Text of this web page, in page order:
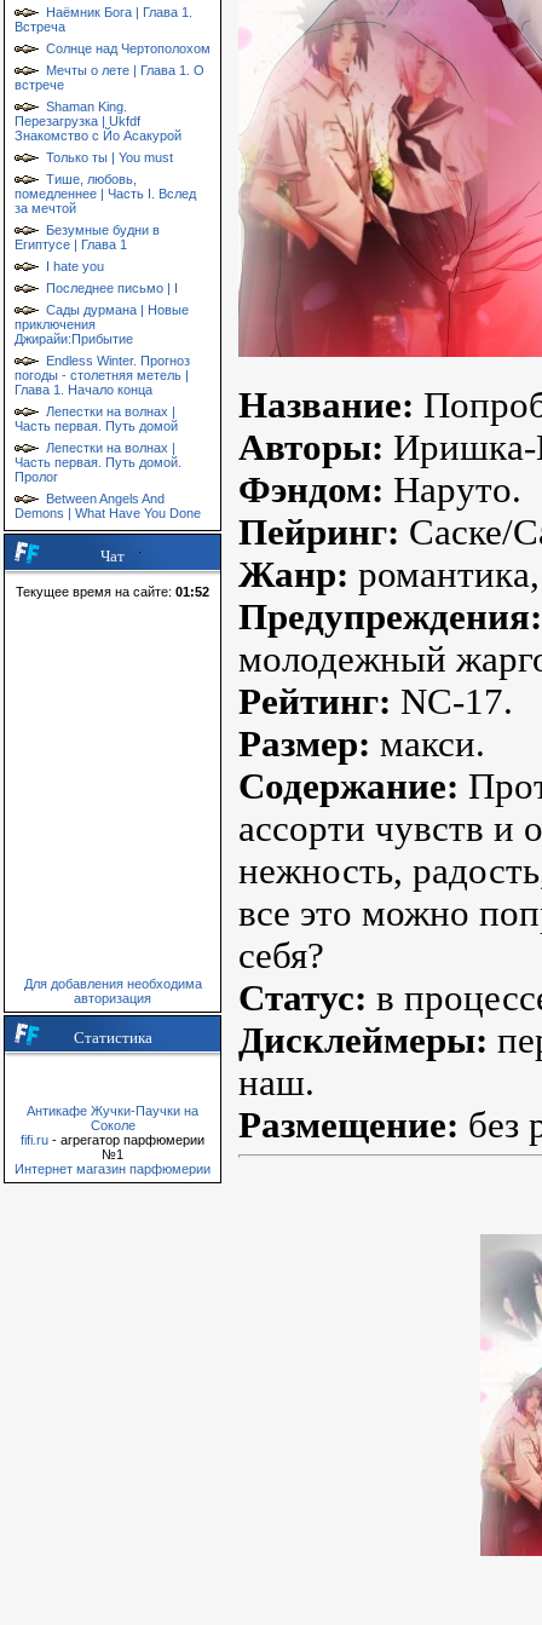
Наёмник Бога | Глава 1.
Встреча
Солнце над Чертополохом
Мечты о лете | Глава 1. О
встрече
Shaman King.
Перезагрузка | Ukfdf
Знакомство с Йо Асакурой
Только ты | You must
Тише, любовь,
помедленнее | Часть I. Вслед
за мечтой
Безумные будни в
Египтусе | Глава 1
I hate you
Последнее письмо | I
Сады дурмана | Новые
приключения
Джирайи:Прибытие
Endless Winter. Прогноз
погоды - столетняя метель |
Глава 1. Начало конца
Лепестки на волнах |
Часть первая. Путь домой
Лепестки на волнах |
Часть первая. Путь домой.
Пролог
Between Angels And
Demons | What Have You Done
Чат
Текущее время на сайте: 01:52
Для добавления необходима
авторизация
Статистика
Антикафе Жучки-Паучки на
Соколе
fifi.ru - агрегатор парфюмерии
№1
Интернет магазин парфюмерии
Название:
Авторы:
Фэндом: Наруто.
Пейринг: Саске/
Жанр:
Предупреждения:
молодежный
Рейтинг: NC-17.
Размер: макси.
Содержание:
ассорти чувств
нежность,
все это можно
себя?
Статус: в
Дисклеймеры:
наш.
Размещение: без